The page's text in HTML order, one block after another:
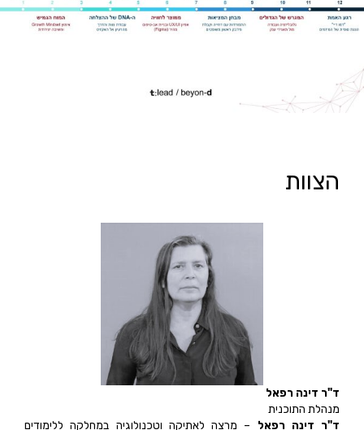
הצוות
ד"ר דינה רפאל
מנהלת התוכנית
ד"ר דינה רפאל – מרצה לאתיקה וטכנולוגיה במחלקה ללימודים